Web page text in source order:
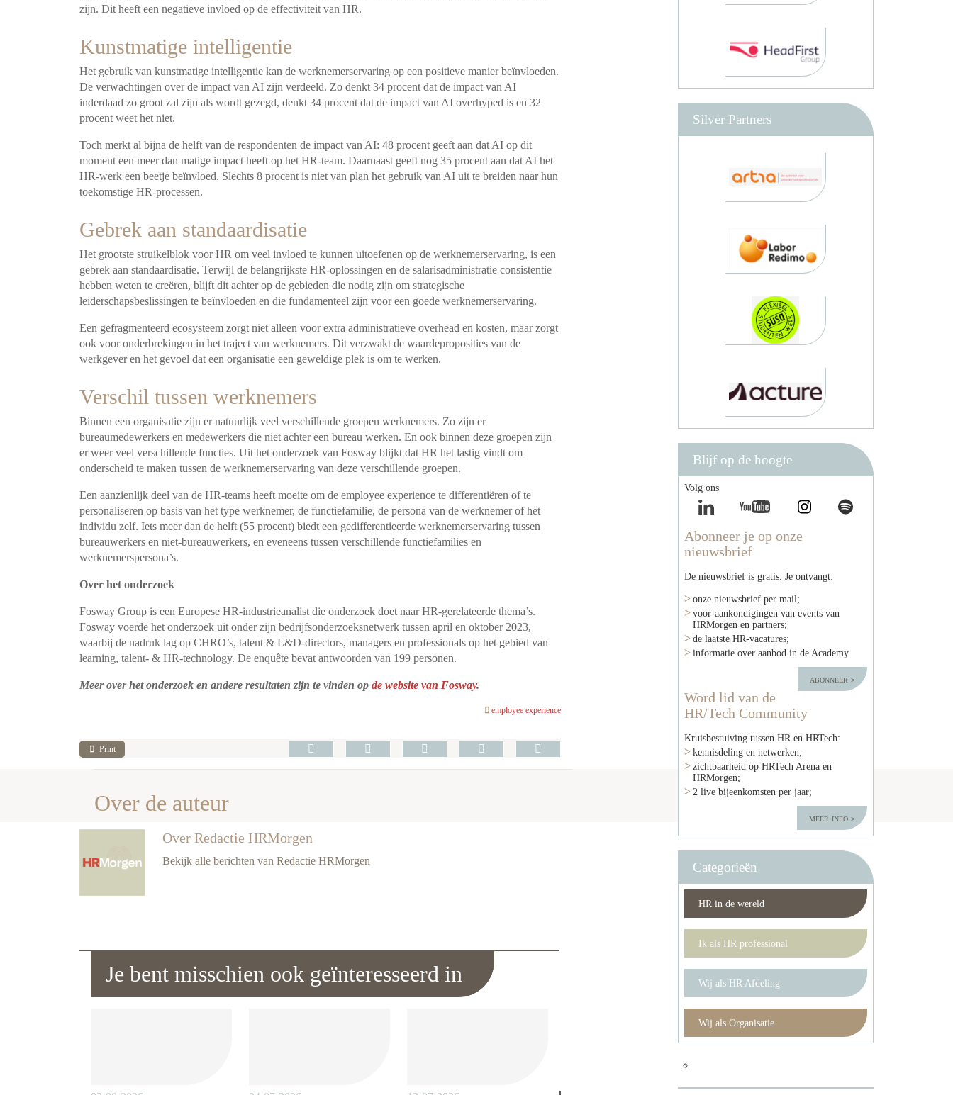
zijn. Dit heeft een negatieve invloed op de effectiviteit van HR.
Kunstmatige intelligentie
Het gebruik van kunstmatige intelligentie kan de werknemerservaring op een positieve manier beïnvloeden.
De verwachtingen over de impact van AI zijn verdeeld. Zo denkt 34 procent dat de impact van AI
inderdaad zo groot zal zijn als wordt gezegd, denkt 34 procent dat de impact van AI overhyped is en 32
procent weet het niet.
Toch merkt al bijna de helft van de respondenten de impact van AI: 48 procent geeft aan dat AI op dit
moment een meer dan matige impact heeft op het HR-team. Daarnaast geeft nog 35 procent aan dat AI het
HR-werk een beetje beïnvloed. Slechts 8 procent is niet van plan het gebruik van AI uit te breiden naar hun
toekomstige HR-processen.
Gebrek aan standaardisatie
Het grootste struikelblok voor HR om veel invloed te kunnen uitoefenen op de werknemerservaring, is een
gebrek aan standaardisatie. Terwijl de belangrijkste HR-oplossingen en de salarisadministratie consistentie
hebben weten te creëren, blijft dit achter op de gebieden die nodig zijn om strategische
leiderschapsbeslissingen te beïnvloeden en die fundamenteel zijn voor een goede werknemerservaring.
Een gefragmenteerd ecosysteem zorgt niet alleen voor extra administratieve overhead en kosten, maar zorgt
ook voor onderbrekingen in het traject van werknemers. Dit verzwakt de waardeproposities van de
werkgever en het gevoel dat een organisatie een geweldige plek is om te werken.
Verschil tussen werknemers
Binnen een organisatie zijn er natuurlijk veel verschillende groepen werknemers. Zo zijn er
bureaumedewerkers en medewerkers die niet achter een bureau werken. En ook binnen deze groepen zijn
er weer veel verschillende functies. Uit het onderzoek van Fosway blijkt dat HR het lastig vindt om
onderscheid te maken tussen de werknemerservaring van deze verschillende groepen.
Een aanzienlijk deel van de HR-teams heeft moeite om de employee experience te differentiëren of te
personaliseren op basis van het type werknemer, de functiefamilie, de persona van de werknemer of het
individu zelf. Iets meer dan de helft (55 procent) biedt een gedifferentieerde werknemerservaring tussen
bureauwerkers en niet-bureauwerkers, en eveneens tussen verschillende functiefamilies en
werknemerspersona’s.
Over het onderzoek
Fosway Group is een Europese HR-industrieanalist die onderzoek doet naar HR-gerelateerde thema’s.
Fosway voerde het onderzoek uit onder zijn bedrijfsonderzoeksnetwerk tussen april en oktober 2023,
waarbij de nadruk lag op CHRO’s, talent & L&D-directors, managers en professionals op het gebied van
learning, talent- & HR-technology. De enquête bevat antwoorden van 199 personen.
Meer over het onderzoek en andere resultaten zijn te vinden op de website van Fosway.
employee experience
Print
Over de auteur
Over Redactie HRMorgen
Bekijk alle berichten van Redactie HRMorgen
Je bent misschien ook geïnteresseerd in
Silver Partners
Blijf op de hoogte
Volg ons
Abonneer je op onze
nieuwsbrief
De nieuwsbrief is gratis. Je ontvangt:
onze nieuwsbrief per mail;
voor-aankondigingen van events van
HRMorgen en partners;
de laatste HR-vacatures;
informatie over aanbod in de Academy
abonneer
Word lid van de
HR/Tech Community
Kruisbestuiving tussen HR en HRTech:
kennisdeling en netwerken;
zichtbaarheid op HRTech Arena en
HRMorgen;
2 live bijeenkomsten per jaar;
meer info
Categorieën
HR in de wereld
Ik als HR professional
Wij als HR Afdeling
Wij als Organisatie